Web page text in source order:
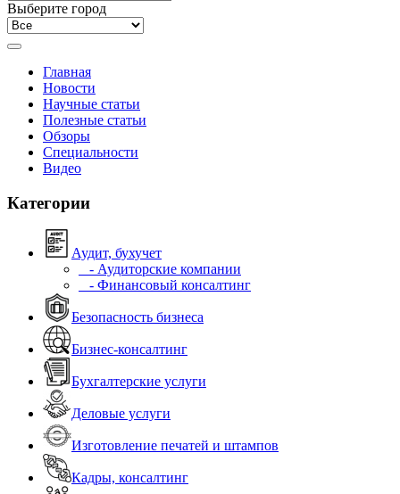
Выберите город
Главная
Новости
Научные статьи
Полезные статьи
Обзоры
Специальности
Видео
Категории
Аудит, бухучет
- Аудиторские компании
- Финансовый консалтинг
Безопасность бизнеса
Бизнес-консалтинг
Бухгалтерские услуги
Деловые услуги
Изготовление печатей и штампов
Кадры, консалтинг